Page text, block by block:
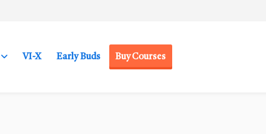
VI-X Early Buds Buy Courses